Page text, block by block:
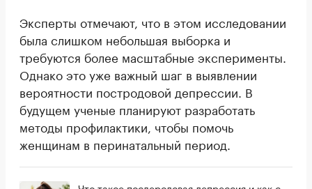
Эксперты отмечают, что в этом исследовании
была слишком небольшая выборка и
требуются более масштабные эксперименты.
Однако это уже важный шаг в выявлении
вероятности постродовой депрессии. В
будущем ученые планируют разработать
методы профилактики, чтобы помочь
женщинам в перинатальный период.